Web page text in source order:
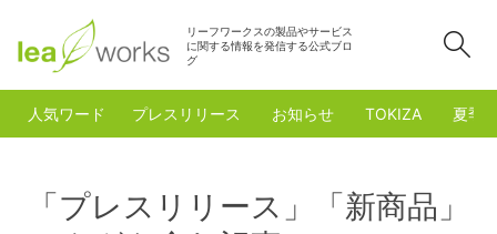
リーフワークスの製品やサービス
に関する情報を発信する公式ブロ
グ
人気ワード プレスリリース お知らせ TOKIZA 夏季
「プレスリリース」「新商品」